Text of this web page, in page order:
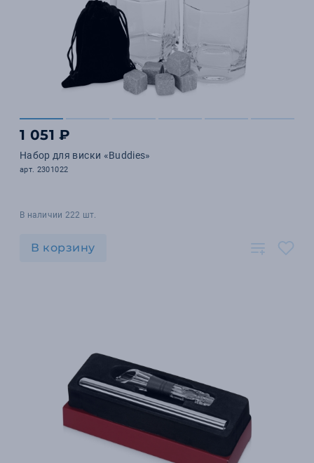
1 051 ₽
Набор для виски «Buddies»
арт. 2301022
В наличии 222 шт.
В корзину